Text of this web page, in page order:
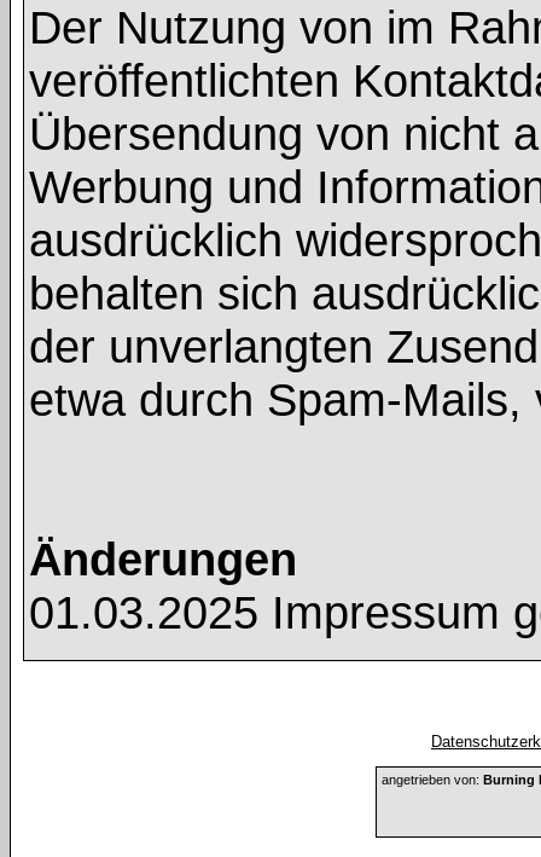
Der Nutzung von im
veröffentlichten
Übersendung von nicht
Werbung und
ausdrücklich
behalten sich
der unverlangten
etwa durch Spam-Mails,
Änderungen
01.03.2025 Impressum
angetrieben von: Burning